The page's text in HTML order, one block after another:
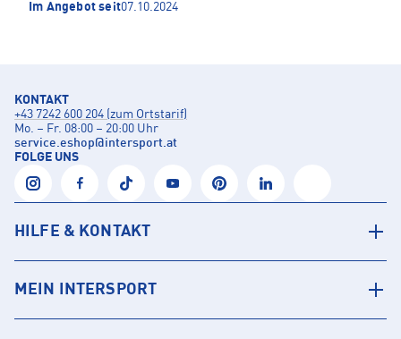
Im Angebot seit07.10.2024
KONTAKT
+43 7242 600 204 (zum Ortstarif)
Mo. – Fr. 08:00 – 20:00 Uhr
service.eshop@intersport.at
FOLGE UNS
HILFE & KONTAKT
MEIN INTERSPORT